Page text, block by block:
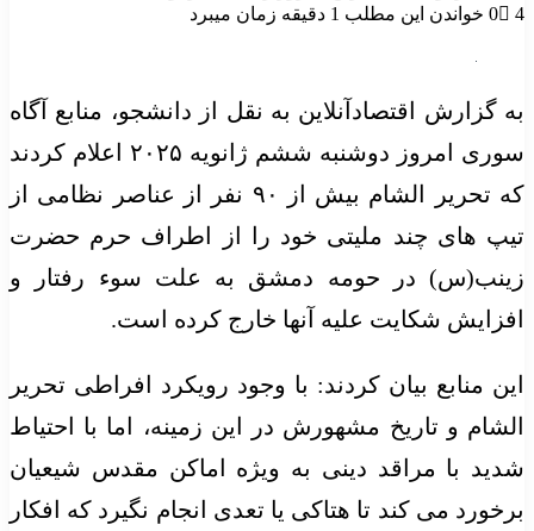
0
4 خواندن این مطلب 1 دقیقه زمان میبرد
به گزارش اقتصادآنلاین به نقل از دانشجو، منابع آگاه
سوری امروز دوشنبه ششم ژانویه ۲۰۲۵ اعلام کردند
که تحریر الشام بیش از ۹۰ نفر از عناصر نظامی از
تیپ های چند ملیتی خود را از اطراف حرم حضرت
زینب(س) در حومه دمشق به علت سوء رفتار و
افزایش شکایت علیه آنها خارج کرده است.
این منابع بیان کردند: با وجود رویکرد افراطی تحریر
الشام و تاریخ مشهورش در این زمینه، اما با احتیاط
شدید با مراقد دینی به ویژه اماکن مقدس شیعیان
برخورد می کند تا هتاکی یا تعدی انجام نگیرد که افکار